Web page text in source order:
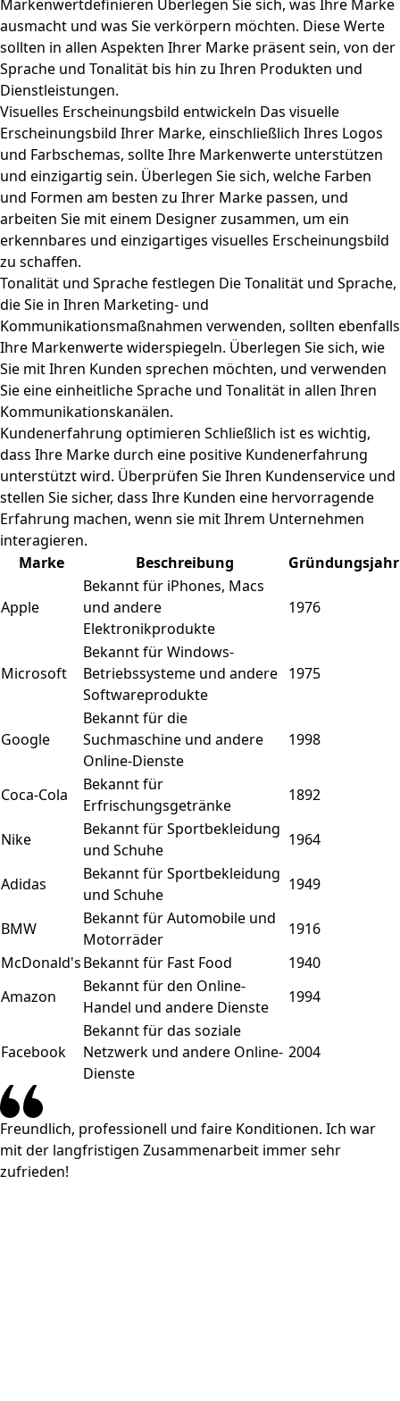
Markenwertdefinieren Überlegen Sie sich, was Ihre Marke
ausmacht und was Sie verkörpern möchten. Diese Werte
sollten in allen Aspekten Ihrer Marke präsent sein, von der
Sprache und Tonalität bis hin zu Ihren Produkten und
Dienstleistungen.
Visuelles Erscheinungsbild entwickeln Das visuelle
Erscheinungsbild Ihrer Marke, einschließlich Ihres Logos
und Farbschemas, sollte Ihre Markenwerte unterstützen
und einzigartig sein. Überlegen Sie sich, welche Farben
und Formen am besten zu Ihrer Marke passen, und
arbeiten Sie mit einem Designer zusammen, um ein
erkennbares und einzigartiges visuelles Erscheinungsbild
zu schaffen.
Tonalität und Sprache festlegen Die Tonalität und Sprache,
die Sie in Ihren Marketing- und
Kommunikationsmaßnahmen verwenden, sollten ebenfalls
Ihre Markenwerte widerspiegeln. Überlegen Sie sich, wie
Sie mit Ihren Kunden sprechen möchten, und verwenden
Sie eine einheitliche Sprache und Tonalität in allen Ihren
Kommunikationskanälen.
Kundenerfahrung optimieren Schließlich ist es wichtig,
dass Ihre Marke durch eine positive Kundenerfahrung
unterstützt wird. Überprüfen Sie Ihren Kundenservice und
stellen Sie sicher, dass Ihre Kunden eine hervorragende
Erfahrung machen, wenn sie mit Ihrem Unternehmen
interagieren.
Marke
Beschreibung Gründungsjahr
Apple
Bekannt für iPhones, Macs
und andere
Elektronikprodukte
1976
Microsoft
Bekannt für Windows-
Betriebssysteme und andere
Softwareprodukte
1975
Google
Bekannt für die
Suchmaschine und andere
Online-Dienste
1998
Coca-Cola
Bekannt für
Erfrischungsgetränke
1892
Nike
Bekannt für Sportbekleidung
und Schuhe
1964
Adidas
Bekannt für Sportbekleidung
und Schuhe
1949
BMW
Bekannt für Automobile und
Motorräder
1916
McDonald'sBekannt für Fast Food
1940
Amazon
Bekannt für den Online-
Handel und andere Dienste
1994
Facebook
Bekannt für das soziale
Netzwerk und andere Online-
Dienste
2004
Freundlich, professionell und faire Konditionen. Ich war
mit der langfristigen Zusammenarbeit immer sehr
zufrieden!